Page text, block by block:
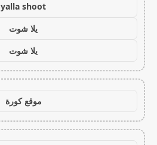
yalla shoot
يلا شوت
يلا شوت
موقع كورة